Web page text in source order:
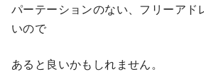
パーテーションのない、フリーアド
いので
あると良いかもしれません。